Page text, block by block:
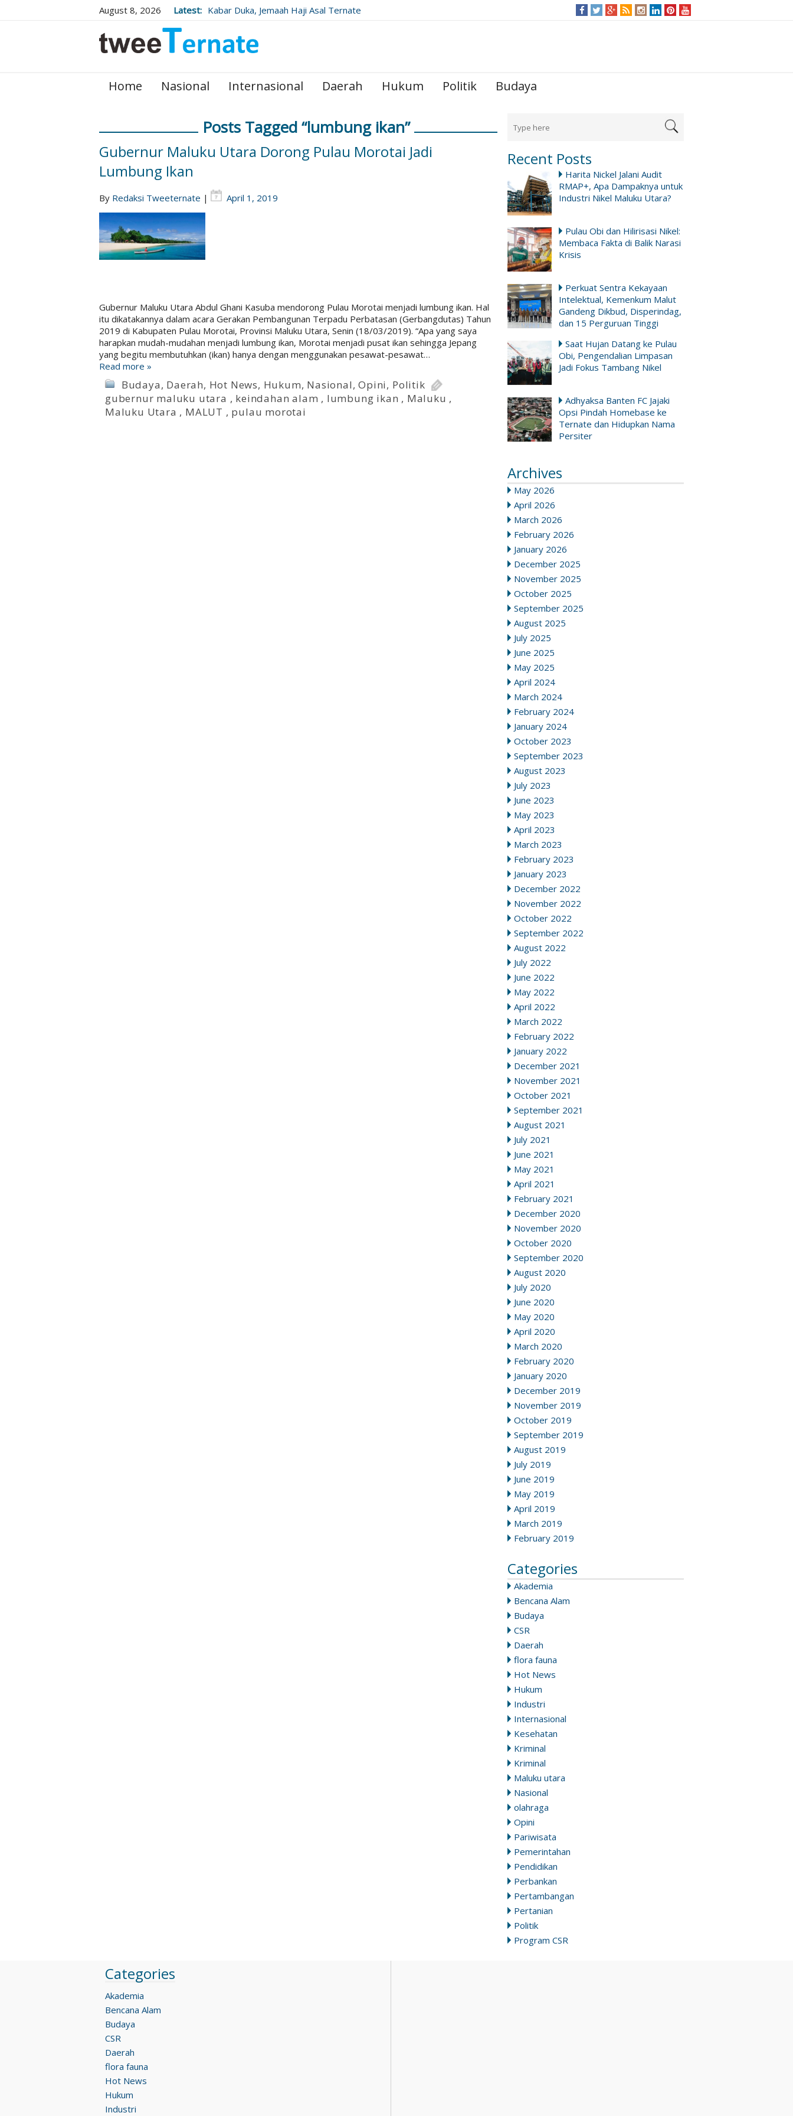
August 8, 2026 Latest: Wafat Usai Beribadah di Raudhah
Wujudkan "Malut Cerdas", Gubernur Sherly
Pengembangan SDM
Home Nasional Internasional Daerah Hukum Politik Budaya
Recent Posts
Harita Nickel Jalani Audit
RMAP+, Apa Dampaknya untuk
Industri Nikel Maluku Utara?
Pulau Obi dan Hilirisasi Nikel:
Membaca Fakta di Balik Narasi
Krisis
Perkuat Sentra Kekayaan
Intelektual, Kemenkum Malut
Gandeng Dikbud, Disperindag,
dan 15 Perguruan Tinggi
Saat Hujan Datang ke Pulau
Obi, Pengendalian Limpasan
Jadi Fokus Tambang Nikel
Adhyaksa Banten FC Jajaki
Opsi Pindah Homebase ke
Ternate dan Hidupkan Nama
Persiter
Archives
May 2026
April 2026
March 2026
February 2026
January 2026
December 2025
November 2025
October 2025
September 2025
August 2025
July 2025
June 2025
May 2025
April 2024
March 2024
February 2024
January 2024
October 2023
September 2023
August 2023
July 2023
June 2023
May 2023
April 2023
March 2023
February 2023
January 2023
December 2022
November 2022
October 2022
September 2022
August 2022
July 2022
June 2022
May 2022
April 2022
March 2022
February 2022
January 2022
December 2021
November 2021
October 2021
September 2021
August 2021
July 2021
June 2021
May 2021
April 2021
February 2021
December 2020
November 2020
October 2020
September 2020
August 2020
July 2020
June 2020
May 2020
April 2020
March 2020
February 2020
January 2020
December 2019
November 2019
October 2019
September 2019
August 2019
July 2019
June 2019
May 2019
April 2019
March 2019
February 2019
Categories
Akademia
Bencana Alam
Budaya
CSR
Daerah
flora fauna
Hot News
Hukum
Industri
Internasional
Kesehatan
Kriminal
Kriminal
Maluku utara
Nasional
olahraga
Opini
Pariwisata
Pemerintahan
Pendidikan
Perbankan
Pertambangan
Pertanian
Politik
Program CSR
Posts Tagged “lumbung ikan”
Gubernur Maluku Utara Dorong Pulau Morotai Jadi
Lumbung Ikan
By Redaksi Tweeternate | April 1, 2019
Gubernur Maluku Utara Abdul Ghani Kasuba mendorong Pulau Morotai menjadi lumbung ikan. Hal
itu dikatakannya dalam acara Gerakan Pembangunan Terpadu Perbatasan (Gerbangdutas) Tahun
2019 di Kabupaten Pulau Morotai, Provinsi Maluku Utara, Senin (18/03/2019). “Apa yang saya
harapkan mudah-mudahan menjadi lumbung ikan, Morotai menjadi pusat ikan sehingga Jepang
yang begitu membutuhkan (ikan) hanya dengan menggunakan pesawat-pesawat…
Read more »
Budaya, Daerah, Hot News, Hukum, Nasional,Opini, Politik
gubernur maluku utara , keindahan alam , lumbung ikan , Maluku ,
Maluku Utara , MALUT , pulau morotai
Categories
Akademia
Bencana Alam
Budaya
CSR
Daerah
flora fauna
Hot News
Hukum
Industri